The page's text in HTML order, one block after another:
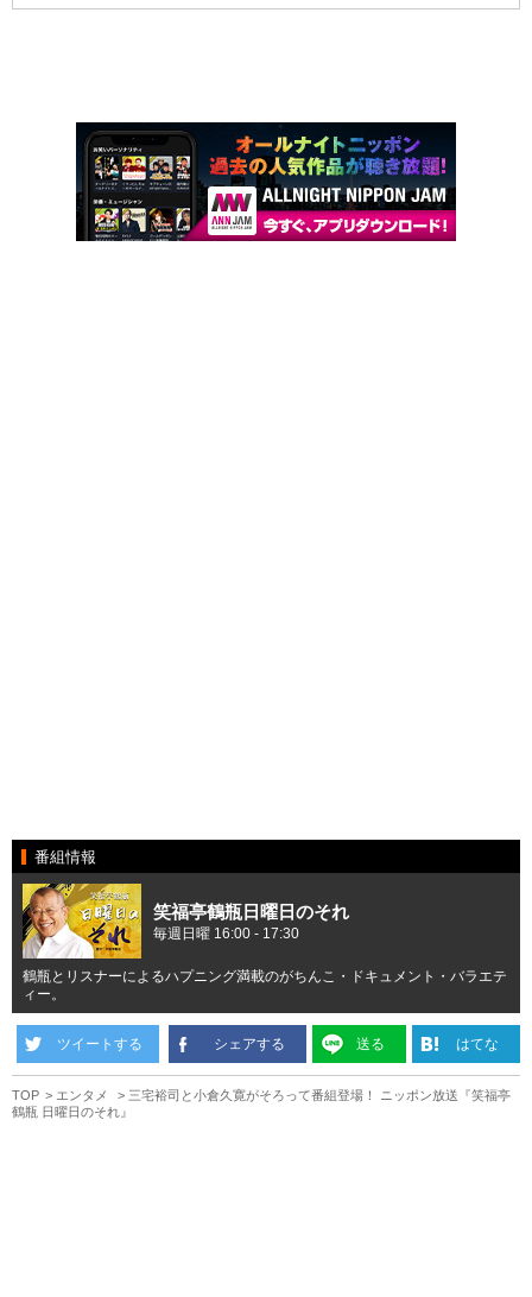
番組情報
笑福亭鶴瓶日曜日のそれ
毎週日曜 16:00 - 17:30
鶴瓶とリスナーによるハプニング満載のがちんこ・ドキュメント・バラエテ
ィー。
ツイートする シェアする 送る はてな
TOP エンタメ
三宅裕司と小倉久寛がそろって番組登場！ ニッポン放送『笑福亭
鶴瓶 日曜日のそれ』